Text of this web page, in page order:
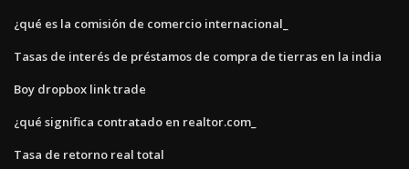
¿qué es la comisión de comercio internacional_
Tasas de interés de préstamos de compra de tierras en la india
Boy dropbox link trade
¿qué significa contratado en realtor.com_
Tasa de retorno real total